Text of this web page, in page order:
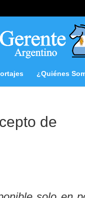
¿Quiénes
de